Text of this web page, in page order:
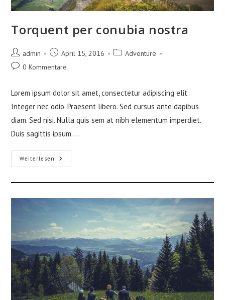
Torquent per conubia nostra
Beitrags-
Autor:
admin
Beitrag
veröffentlicht:
April 15, 2016
Beitrags-
Adventure
Beitrags-
0 Kommentare
Lorem ipsum dolor sit amet, consectetur adipiscing elit.
Integer nec odio. Praesent libero. Sed cursus ante dapibus
diam. Sed nisi. Nulla quis sem at nibh elementum imperdiet.
Duis sagittis ipsum.…
Weiterlesen Torquent
Per
Nostra